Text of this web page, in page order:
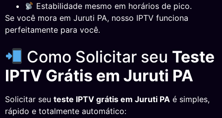
Estabilidade mesmo em horários de pico.
Se você mora em Juruti PA, nosso IPTV funciona
perfeitamente para você.
Como Solicitar seu Teste
IPTV Grátis em Juruti PA
Solicitar seu teste IPTV grátis em Juruti PA é simples,
rápido e totalmente automático: